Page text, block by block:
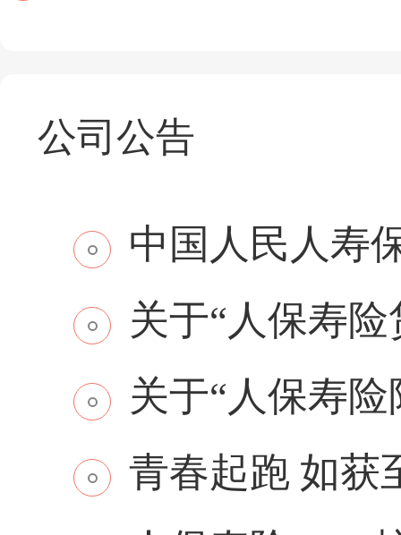
公司公告
中国人民人寿
关于“人保寿
关于“人保寿
青春起跑 如获